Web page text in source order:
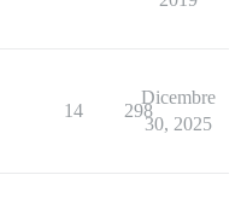
14 298
Dicembre
30, 2025